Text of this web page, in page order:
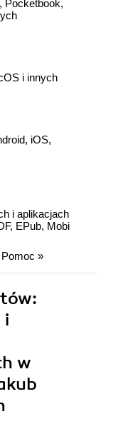
Pocketbook,
i innych
iOS,
i aplikacjach
EPub, Mobi
Pomoc »
i
w